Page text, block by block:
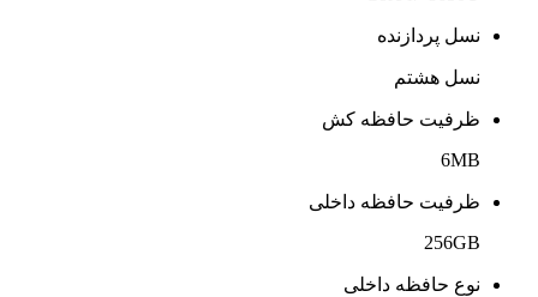
نسل پردازنده
نسل هشتم
ظرفیت حافظه کش
6MB
ظرفیت حافظه داخلی
256GB
نوع حافظه داخلی